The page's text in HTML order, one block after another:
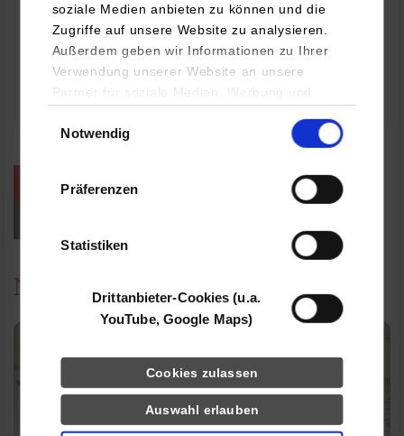
soziale Medien anbieten zu können und die
Zugriffe auf unsere Website zu analysieren.
Außerdem geben wir Informationen zu Ihrer
Verwendung unserer Website an unsere
Partner für soziale Medien, Werbung und
YouTube, Google Maps) führen diese
Daten zusammen, die Sie ihnen bereitgestellt
haben oder die sie im Rahmen Ihrer Nutzung
Notwendig
Präferenzen
Statistiken
Drittanbieter-Cookies (u.a.
YouTube, Google Maps)
Cookies zulassen
Auswahl erlauben
Im Mittelpunkt stehen elektrische Antriebe, moderne
Batterietechnologien und innovative Fahrzeugkonzepte für
nachhaltige Mobilität in Stadt und…
weitere Veranstaltungen / Termine
News